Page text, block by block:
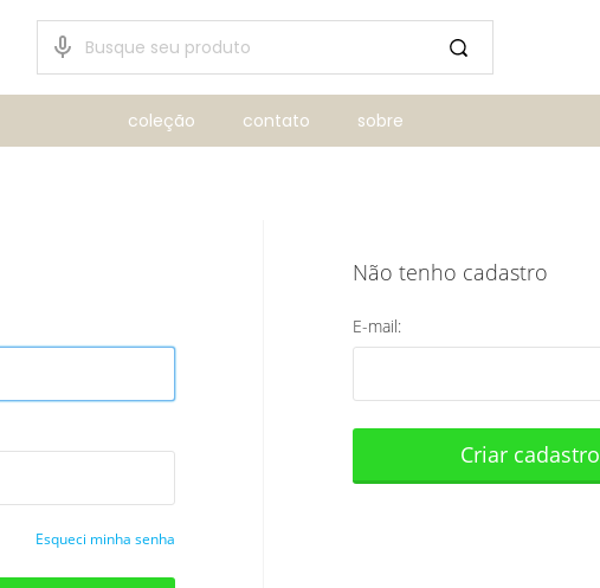
coleção contato sobre
Esqueci minha senha
Não tenho cadastro
E-mail:
Criar cadastro